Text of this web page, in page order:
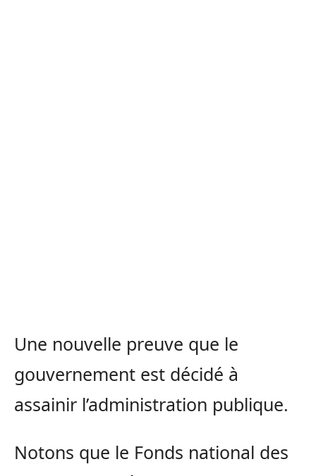
Une nouvelle preuve que le
gouvernement est décidé à
assainir l’administration publique.
Notons que le Fonds national des